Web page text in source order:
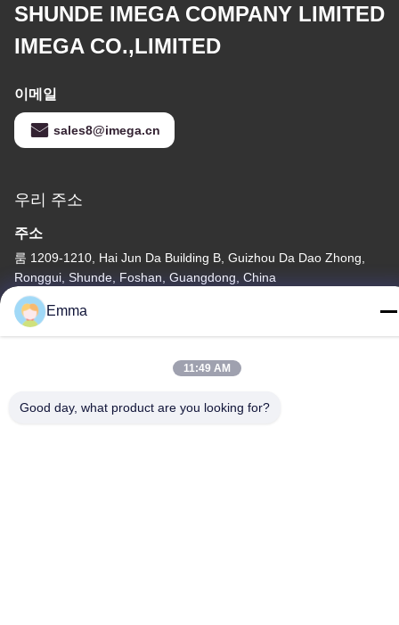
SHUNDE IMEGA COMPANY LIMITED
IMEGA CO.,LIMITED
이메일
sales8@imega.cn
우리 주소
주소
룸 1209-1210, Hai Jun Da Building B, Guizhou Da Dao Zhong,
Ronggui, Shunde, Foshan, Guangdong, China
전화
86-15816904632
Emma
11:49 AM
Good day, what product are you looking for?